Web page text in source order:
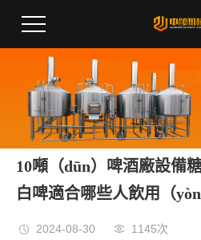
10噸（dūn）啤酒廠設備
白啤適合哪些人飲用（
2024-08-30 1145次